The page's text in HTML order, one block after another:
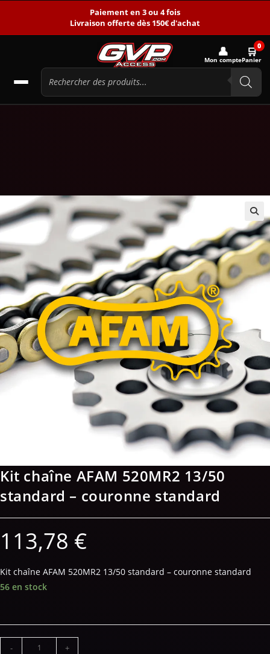
Paiement en 3 ou 4 fois
Livraison offerte dès 150€ d'achat
👤
Mon compte
🛒0
Panier
🔍
Kit chaîne AFAM 520MR2 13/50
standard – couronne standard
113,78 €
Kit chaîne AFAM 520MR2 13/50 standard – couronne standard
56 en stock
- +